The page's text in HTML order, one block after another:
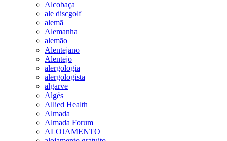
Alcobaça
ale discgolf
alemã
Alemanha
alemão
Alentejano
Alentejo
alergologia
alergologista
algarve
Algés
Allied Health
Almada
Almada Forum
ALOJAMENTO